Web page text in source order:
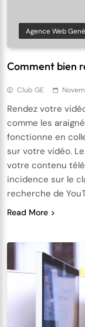
Agence Web
Comment bien
Club GE
Rendez votre
comme les
fonctionne en
sur votre vidéo.
votre contenu
incidence sur le
recherche de
Read More